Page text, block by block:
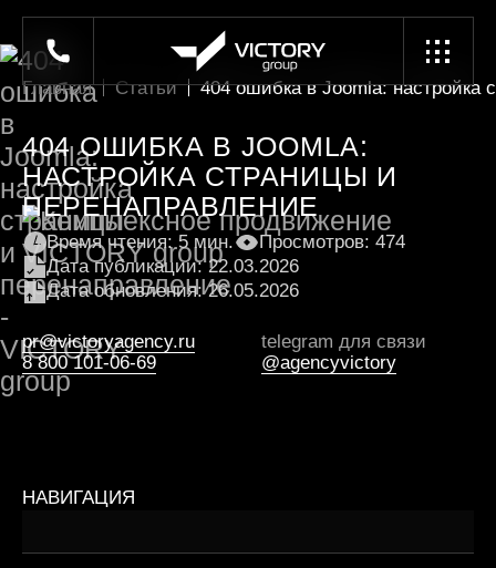
Главная Статьи 404 ошибка в Joomla: настройка
404 ОШИБКА В JOOMLA:
НАСТРОЙКА СТРАНИЦЫ И
ПЕРЕНАПРАВЛЕНИЕ
Время чтения: 5 мин.
Просмотров: 474
Дата публикации: 22.03.2026
Дата обновления: 26.05.2026
pr@victoryagency.ru
8 800 101-06-69
telegram для связи
@agencyvictory
НАВИГАЦИЯ